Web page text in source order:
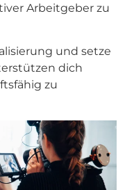
Arbeitgeber zu
und setze
dich
zu